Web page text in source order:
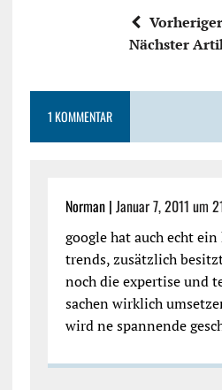
Nächster
1 KOMMENTAR
Norman | Januar 7, 2011 um
google hat auch echt
trends, zusätzlich
noch die expertise und
sachen wirklich
wird ne spannende